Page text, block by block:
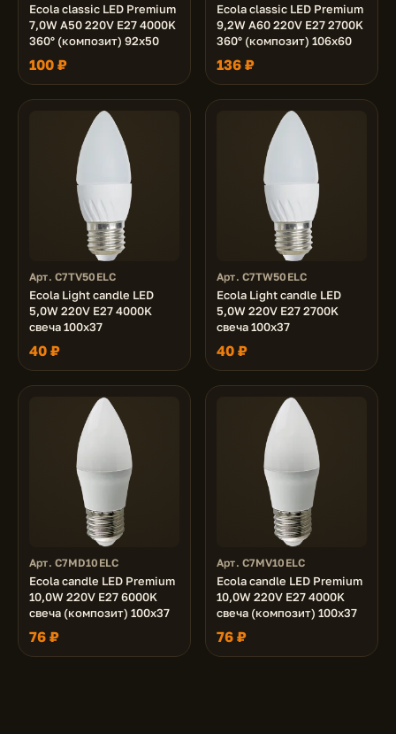
Ecola classic LED Premium
7,0W A50 220V E27 4000K
360° (композит) 92x50
100 ₽
Ecola classic LED Premium
9,2W A60 220V E27 2700K
360° (композит) 106x60
136 ₽
Арт. C7TV50ELC
Ecola Light candle LED
5,0W 220V E27 4000K
свеча 100x37
40 ₽
Арт. C7TW50ELC
Ecola Light candle LED
5,0W 220V E27 2700K
свеча 100x37
40 ₽
Арт. C7MD10ELC
Ecola candle LED Premium
10,0W 220V E27 6000K
свеча (композит) 100x37
76 ₽
Арт. C7MV10ELC
Ecola candle LED Premium
10,0W 220V E27 4000K
свеча (композит) 100x37
76 ₽